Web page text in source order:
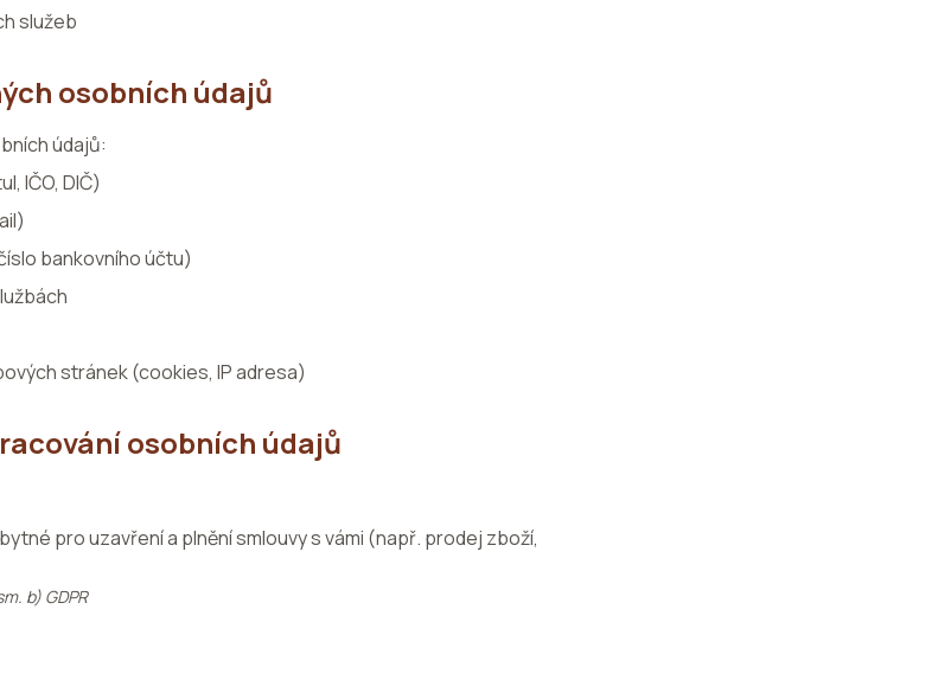
služeb
osobních údajů
údajů:
IČO, DIČ)
bankovního účtu)
stránek (cookies, IP adresa)
osobních údajů
pro uzavření a plnění smlouvy s vámi (např. prodej zboží,
b) GDPR